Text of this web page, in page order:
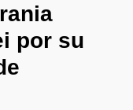
por su